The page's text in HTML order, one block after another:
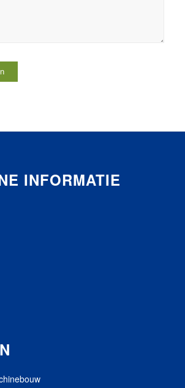
INFORMATIE